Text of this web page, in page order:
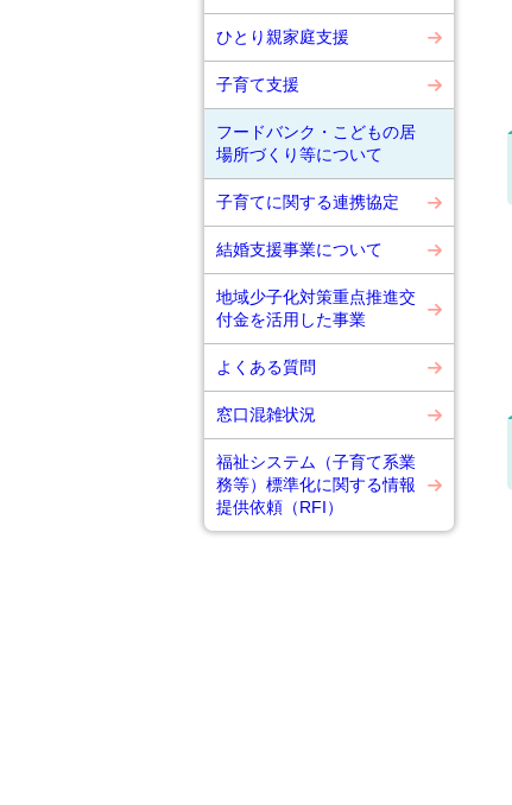
ひとり親家庭支援
子育て支援
フードバンク・こどもの居
場所づくり等について
子育てに関する連携協定
結婚支援事業について
地域少子化対策重点推進交
付金を活用した事業
よくある質問
窓口混雑状況
福祉システム（子育て系業
務等）標準化に関する情報
提供依頼（RFI）